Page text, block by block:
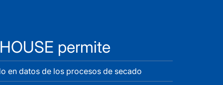
permite
en datos de los procesos de secado